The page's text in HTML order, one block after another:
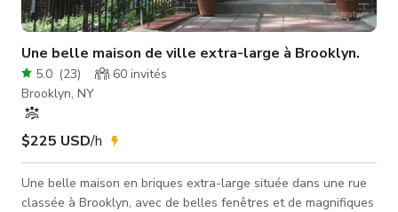
Une belle maison de ville extra-large à Brooklyn.
5.0 (23) 60 invités
Brooklyn, NY
$225 USD/h
Une belle maison en briques extra-large située dans une rue
classée à Brooklyn, avec de belles fenêtres et de magnifiques